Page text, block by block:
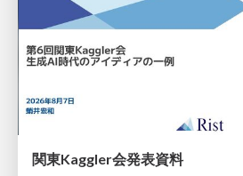
関東Kaggler会発表資料